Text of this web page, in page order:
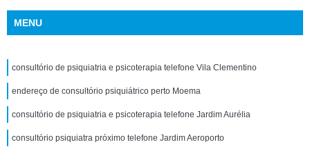
MENU
consultório de psiquiatria e psicoterapia telefone Vila Clementino
endereço de consultório psiquiátrico perto Moema
consultório de psiquiatria e psicoterapia telefone Jardim Aurélia
consultório psiquiatra próximo telefone Jardim Aeroporto